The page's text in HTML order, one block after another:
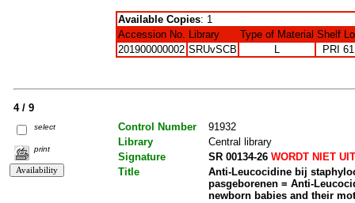
Available Copies: 1
Accession No. Library Type of Material Shelf
201900000002 SRUvSCB L PRI 61
4 / 9
select
print
Control Number
91932
Library
Central library
Signature
SR 00134-26WORDT NIET
Title
Anti-Leucocidine bij
pasgeborenen = Anti-
newborn babies and their